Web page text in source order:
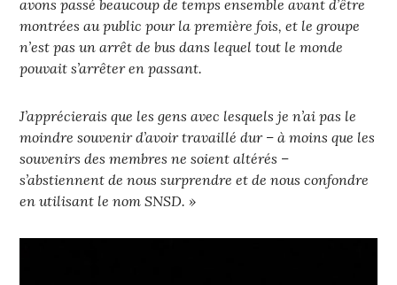
avons passé beaucoup de temps ensemble avant d’être
montrées au public pour la première fois, et le groupe
n’est pas un arrêt de bus dans lequel tout le monde
pouvait s’arrêter en passant.
J’apprécierais que les gens avec lesquels je n’ai pas le
moindre souvenir d’avoir travaillé dur – à moins que les
souvenirs des membres ne soient altérés –
s’abstiennent de nous surprendre et de nous confondre
en utilisant le nom SNSD. »